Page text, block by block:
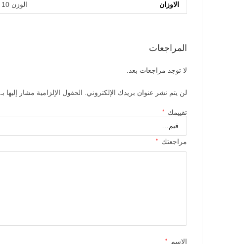
الاوزان الوزن 10 كيلو, الوزن 18 كيلو
المراجعات
لا توجد مراجعات بعد.
لن يتم نشر عنوان بريدك الإلكتروني. الحقول الإلزامية مشار إليها بـ
تقييمك *
مراجعتك *
الاسم *